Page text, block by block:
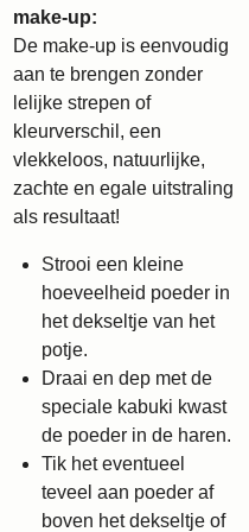
make-up:
De make-up is eenvoudig
aan te brengen zonder
lelijke strepen of
kleurverschil, een
vlekkeloos, natuurlijke,
zachte en egale uitstraling
als resultaat!
Strooi een kleine
hoeveelheid poeder in
het dekseltje van het
potje.
Draai en dep met de
speciale kabuki kwast
de poeder in de haren.
Tik het eventueel
teveel aan poeder af
boven het dekseltje of